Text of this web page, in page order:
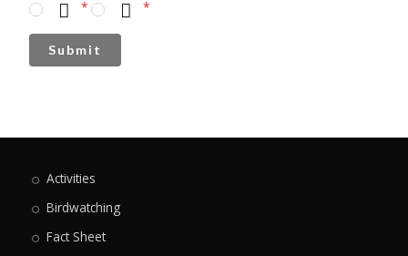
Submit
Activities
Birdwatching
Fact Sheet